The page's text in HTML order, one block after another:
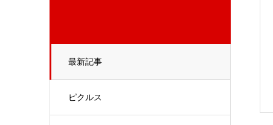
最新記事
ピクルス